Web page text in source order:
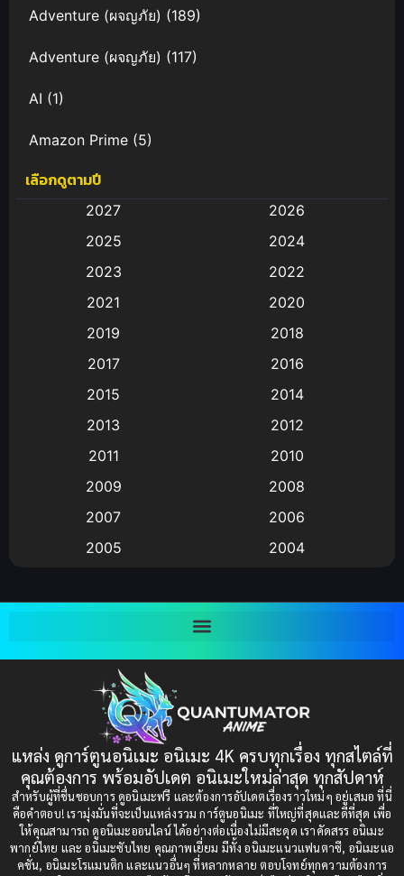
Adventure (ผจญภัย) (189)
Adventure (ผจญภัย) (117)
AI (1)
Amazon Prime (5)
Anal (ประตูหลัง)
Animation การ์ตูน
Animation อนิเมะ
Animation แอนิเมชัน
(9)
Big tits (นมใหญ่)
Bitch (ผู้หญิงร่าน)
Bondage (ทาส)(1)
(1)
Censored (เซ็นเซอร์)(19)
Comedy (ตลก)(235)
Comedy (ตลก)(85)
เลือกดูตามปี
2027
2026
2025
2024
2023
2022
2021
2020
2019
2018
2017
2016
2015
2014
2013
2012
2011
2010
2009
2008
2007
2006
2005
2004
2001
2000
1997
1993
1991
1989
1988
1987
1985
1984
1983
1982
1981
แหล่ง ดูการ์ตูนอนิเมะ อนิเมะ 4K ครบทุกเรื่อง ทุกสไตล์ที่
คุณต้องการ พร้อมอัปเดต อนิเมะใหม่ล่าสุด ทุกสัปดาห์
สำหรับผู้ที่ชื่นชอบการ ดูอนิเมะฟรี และต้องการอัปเดตเรื่องราวใหม่ๆ อยู่เสมอ ที่นี่
คือคำตอบ! เรามุ่งมั่นที่จะเป็นแหล่งรวม การ์ตูนอนิเมะ ที่ใหญ่ที่สุดและดีที่สุด เพื่อ
ให้คุณสามารถ ดูอนิเมะออนไลน์ ได้อย่างต่อเนื่องไม่มีสะดุด เราคัดสรร อนิเมะ
พากย์ไทย และ อนิเมะซับไทย คุณภาพเยี่ยม มีทั้ง อนิเมะแนวแฟนตาซี, อนิเมะแอ
คชั่น, อนิเมะโรแมนติก และแนวอื่นๆ ที่หลากหลาย ตอบโจทย์ทุกความต้องการ